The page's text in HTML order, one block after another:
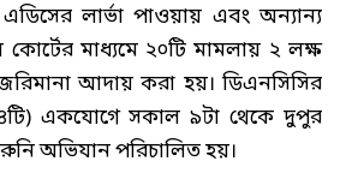
লার্ভা পাওয়ায় এবং অন্যান্য
মাধ্যমে ২০টি মামলায় ২ লক্ষ
আদায় করা হয়। ডিএনসিসির
একযোগে সকাল ৯টা থেকে দুপুর
অভিযান পরিচালিত হয়।